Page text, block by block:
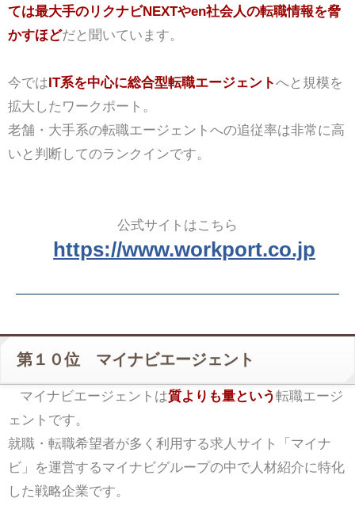
ては最大手のリクナビNEXTやen社会人の転職情報を脅
かすほどだと聞いています。
今ではIT系を中心に総合型転職エージェントへと規模を
拡大したワークポート。
老舗・大手系の転職エージェントへの追従率は非常に高
いと判断してのランクインです。
公式サイトはこちら
https://www.workport.co.jp
第１０位 マイナビエージェント
マイナビエージェントは質よりも量という転職エージ
ェントです。
就職・転職希望者が多く利用する求人サイト「マイナ
ビ」を運営するマイナビグループの中で人材紹介に特化
した戦略企業です。